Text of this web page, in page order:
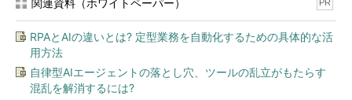
関連資料（ホワイトペーパー） PR
RPAとAIの違いとは? 定型業務を自動化するための具体的な活
用方法
自律型AIエージェントの落とし穴、ツールの乱立がもたらす
混乱を解消するには?